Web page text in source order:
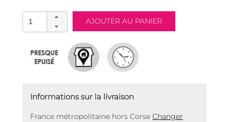
Informations sur la livraison
France métropolitaine hors Corse Changer